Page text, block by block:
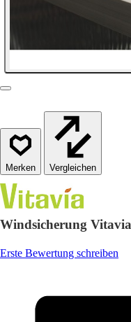
Vergleichen
Windsicherung
Erste Bewertung schreiben